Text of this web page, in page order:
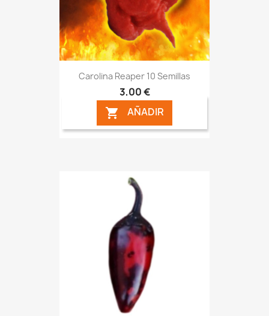
Carolina Reaper 10 Semillas
3,00 €
 AÑADIR